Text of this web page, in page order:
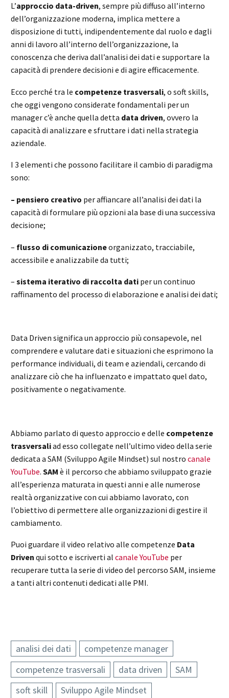
L’approccio data-driven, sempre più diffuso all’interno
dell’organizzazione moderna, implica mettere a
disposizione di tutti, indipendentemente dal ruolo e dagli
anni di lavoro all’interno dell’organizzazione, la
conoscenza che deriva dall’analisi dei dati e supportare la
capacità di prendere decisioni e di agire efficacemente.
Ecco perché tra le competenze trasversali, o soft skills,
che oggi vengono considerate fondamentali per un
manager c’è anche quella detta data driven, ovvero la
capacità di analizzare e sfruttare i dati nella strategia
aziendale.
I 3 elementi che possono facilitare il cambio di paradigma
sono:
– pensiero creativo per affiancare all’analisi dei dati la
capacità di formulare più opzioni ala base di una successiva
decisione;
– flusso di comunicazioneorganizzato, tracciabile,
accessibile e analizzabile da tutti;
– sistema iterativo di raccolta dati per un continuo
raffinamento del processo di elaborazione e analisi dei dati;
Data Driven significa un approccio più consapevole, nel
comprendere e valutare dati e situazioni che esprimono la
performance individuali, di team e aziendali, cercando di
analizzare ciò che ha influenzato e impattato quel dato,
positivamente o negativamente.
Abbiamo parlato di questo approccio e delle competenze
trasversaliad esso collegate nell’ultimo video della serie
dedicata a SAM (Sviluppo Agile Mindset) sul nostro canale
YouTube. SAM è il percorso che abbiamo sviluppato grazie
all’esperienza maturata in questi anni e alle numerose
realtà organizzative con cui abbiamo lavorato, con
l’obiettivo di permettere alle organizzazioni di gestire il
cambiamento.
Puoi guardare il video relativo alle competenze Data
Driven qui sotto e iscriverti al canale YouTube per
recuperare tutta la serie di video del percorso SAM, insieme
a tanti altri contenuti dedicati alle PMI.
analisi dei dati
competenze manager
competenze trasversali
data driven
SAM
soft skill
Sviluppo Agile Mindset